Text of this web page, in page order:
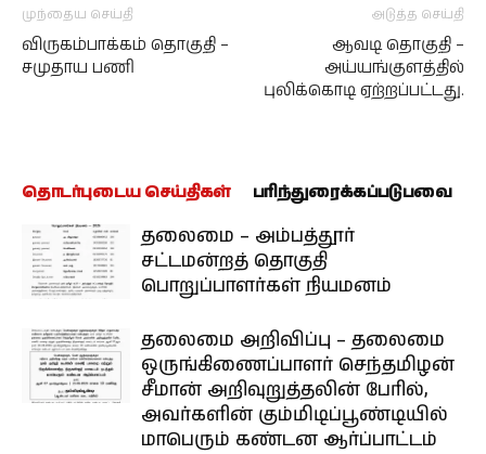
முந்தைய செய்தி
விருகம்பாக்கம் தொகுதி –
சமுதாய பணி
அடுத்த செய்தி
ஆவடி தொகுதி –
அய்யங்குளத்தில்
புலிக்கொடி ஏற்றப்பட்டது.
தொடர்புடைய செய்திகள் பரிந்துரைக்கப்படுபவை
தலைமை – அம்பத்தூர்
சட்டமன்றத் தொகுதி
பொறுப்பாளர்கள் நியமனம்
தலைமை அறிவிப்பு – தலைமை
ஒருங்கிணைப்பாளர் செந்தமிழன்
சீமான் அறிவுறுத்தலின் பேரில்,
அவர்களின் கும்மிடிப்பூண்டியில்
மாபெரும் கண்டன ஆர்ப்பாட்டம்